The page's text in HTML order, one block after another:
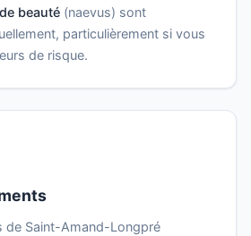
beauté (naevus) sont
particulièrement si vous
de risque.
de Saint-Amand-Longpré